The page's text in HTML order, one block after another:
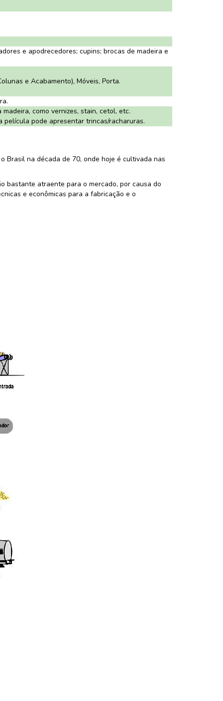
e apodrecedores; cupins; brocas de madeira e
e Acabamento), Móveis, Porta.
como vernizes, stain, cetol, etc.
pode apresentar trincas/racharuras.
Brasil na década de 70, onde hoje é cultivada nas
bastante atraente para o mercado, por causa do
e econômicas para a fabricação e o